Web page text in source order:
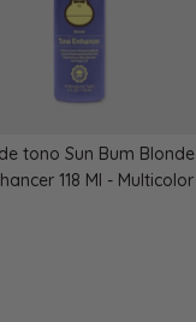
tono Sun Bum Blonde
118 Ml - Multicolor